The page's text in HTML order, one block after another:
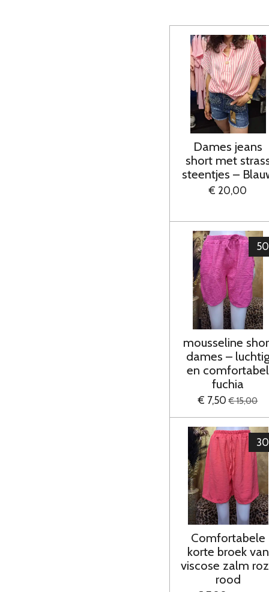
Dames jeans
short met
steentjes –
€ 20,00
mousseline
dames –
en comfortabel
fuchia
€ 7,50 € 15,00
Comfortabele
korte broek van
viscose zalm
rood